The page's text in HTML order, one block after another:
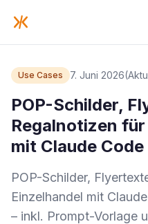
Use Cases 7. Juni 2026
POP-Schilder,
Regalnotizen
mit Claude
POP-Schilder,
Einzelhandel mit
– inkl. Prompt-Vorlage